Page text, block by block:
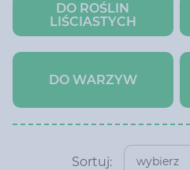
DO ROŚLIN
LIŚCIASTYCH
DO WARZYW
Sortuj: wybierz